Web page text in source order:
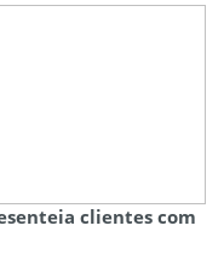
clientes com